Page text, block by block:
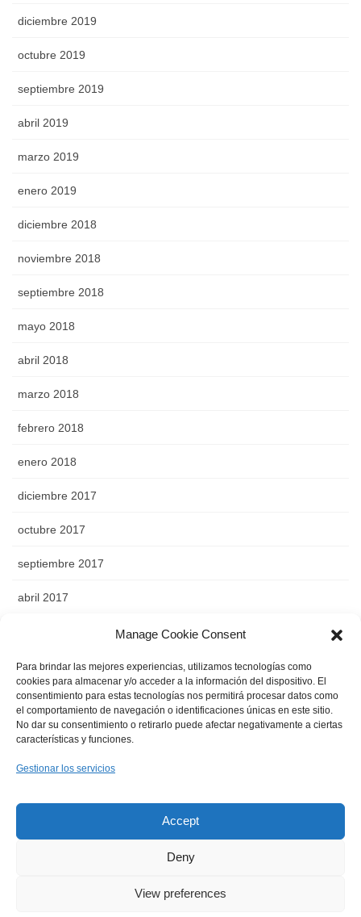
Manage Cookie Consent
Para brindar las mejores experiencias, utilizamos tecnologías como
cookies para almacenar y/o acceder a la información del dispositivo. El
consentimiento para estas tecnologías nos permitirá procesar datos como
el comportamiento de navegación o identificaciones únicas en este sitio.
No dar su consentimiento o retirarlo puede afectar negativamente a ciertas
características y funciones.
Gestionar los servicios
Accept
Deny
View preferences
diciembre 2019
octubre 2019
septiembre 2019
abril 2019
marzo 2019
enero 2019
diciembre 2018
noviembre 2018
septiembre 2018
mayo 2018
abril 2018
marzo 2018
febrero 2018
enero 2018
diciembre 2017
octubre 2017
septiembre 2017
abril 2017
octubre 2016
septiembre 2016
agosto 2016
abril 2016
agosto 2015
Abanilla. Todos los derechos reservados.